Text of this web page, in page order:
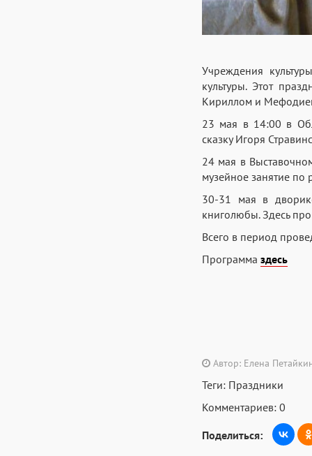
Учреждения
культуры. Этот
Кириллом и
23 мая в 14:00 в
сказку Игоря
24 мая в
музейное занятие по
30-31 мая в дворике
книголюбы. Здесь
Всего в период
Программа здесь
Автор: Елена
Теги: Праздники
Комментариев: 0
Поделиться: